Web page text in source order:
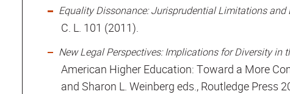
Equality Dissonance: Jurisprudential Limitations and
C. L. 101 (2011).
New Legal Perspectives: Implications for Diversity in
American Higher Education: Toward a More
and Sharon L. Weinberg eds., Routledge Press